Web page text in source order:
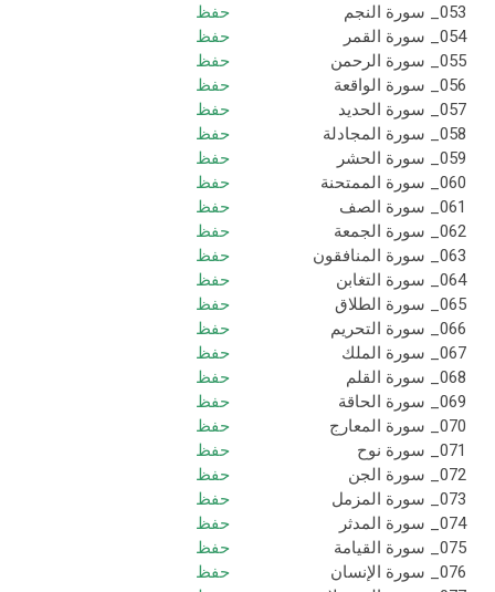
053_ سورة النجم
حفظ
054_ سورة القمر
حفظ
055_ سورة الرحمن
حفظ
056_ سورة الواقعة
حفظ
057_ سورة الحديد
حفظ
058_ سورة المجادلة
حفظ
059_ سورة الحشر
حفظ
060_ سورة الممتحنة
حفظ
061_ سورة الصف
حفظ
062_ سورة الجمعة
حفظ
063_ سورة المنافقون
حفظ
064_ سورة التغابن
حفظ
065_ سورة الطلاق
حفظ
066_ سورة التحريم
حفظ
067_ سورة الملك
حفظ
068_ سورة القلم
حفظ
069_ سورة الحاقة
حفظ
070_ سورة المعارج
حفظ
071_ سورة نوح
حفظ
072_ سورة الجن
حفظ
073_ سورة المزمل
حفظ
074_ سورة المدثر
حفظ
075_ سورة القيامة
حفظ
076_ سورة الإنسان
حفظ